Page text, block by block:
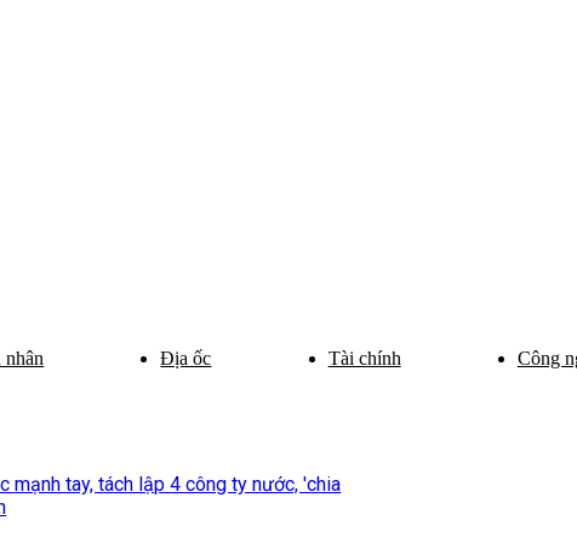
Địa ốc Tài chính Công
mạnh tay, tách lập 4 công ty nước, 'chia